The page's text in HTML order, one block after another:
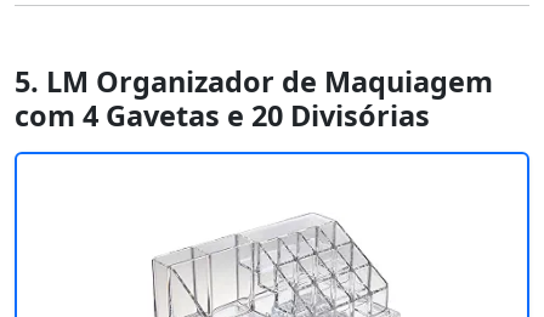
5. LM Organizador de Maquiagem
com 4 Gavetas e 20 Divisórias